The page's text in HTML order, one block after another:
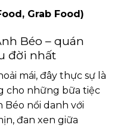
Grab Food)
Béo – quán
đời nhất
mái, đây thực sự là
cho những bữa tiệc
Béo nổi danh với
đan xen giữa